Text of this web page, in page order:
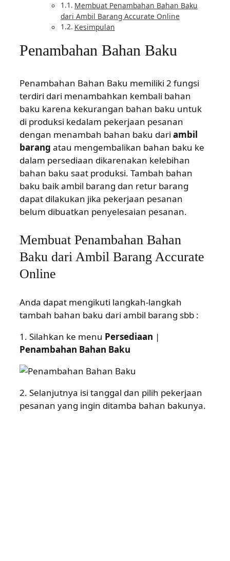
Membuat Penambahan Bahan Baku
dari Ambil Barang Accurate Online
Kesimpulan
Penambahan Bahan Baku
Penambahan Bahan Baku memiliki 2 fungsi
terdiri dari menambahkan kembali bahan
baku karena kekurangan bahan baku untuk
di produksi kedalam pekerjaan pesanan
dengan menambah bahan baku dari ambil
barang atau mengembalikan bahan baku ke
dalam persediaan dikarenakan kelebihan
bahan baku saat produksi. Tambah bahan
baku baik ambil barang dan retur barang
dapat dilakukan jika pekerjaan pesanan
belum dibuatkan penyelesaian pesanan.
Membuat Penambahan Bahan
Baku dari Ambil Barang Accurate
Online
Anda dapat mengikuti langkah-langkah
tambah bahan baku dari ambil barang sbb :
1. Silahkan ke menu Persediaan |
Penambahan Bahan Baku
2. Selanjutnya isi tanggal dan pilih pekerjaan
pesanan yang ingin ditamba bahan bakunya.